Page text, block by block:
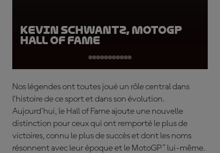
Kevin Schwantz, MotoGP
Hall of Fame
Nos légendes ont toutes joué un rôle central dans
l'histoire de ce sport et dans son évolution.
Aujourd'hui, le Hall of Fame ajoute une nouvelle
distinction pour ceux qui ont remporté le plus de
victoires, connu le plus de succès et dont les noms
résonnent avec leur époque et le MotoGP™ lui-même.